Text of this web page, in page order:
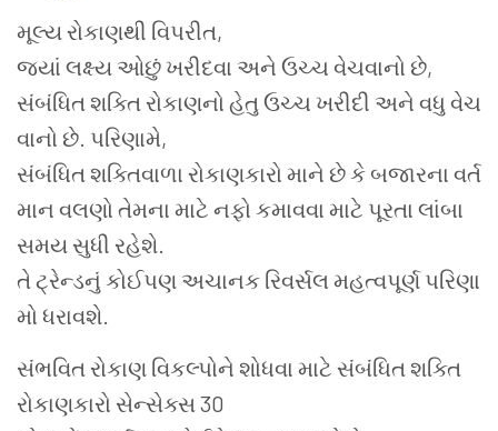
મૂલ્ય રોકાણથી વિપરીત,
જ્યાં લક્ષ્ય ઓછું ખરીદવા અને ઉચ્ચ વેચવાનો છે,
સંબંધિત શક્તિ રોકાણનો હેતુ ઉચ્ચ ખરીદી અને વધુ વેચ
વાનો છે. પરિણામે,
સંબંધિત શક્તિવાળા રોકાણકારો માને છે કે બજારના વર્ત
માન વલણો તેમના માટે નફો કમાવવા માટે પૂરતા લાંબા
સમય સુધી રહેશે.
તે ટ્રેન્ડનું કોઈપણ અચાનક રિવર્સલ મહત્વપૂર્ણ પરિણા
મો ધરાવશે.
સંભવિત રોકાણ વિકલ્પોને શોધવા માટે સંબંધિત શક્તિ
રોકાણકારો સેન્સેક્સ 30